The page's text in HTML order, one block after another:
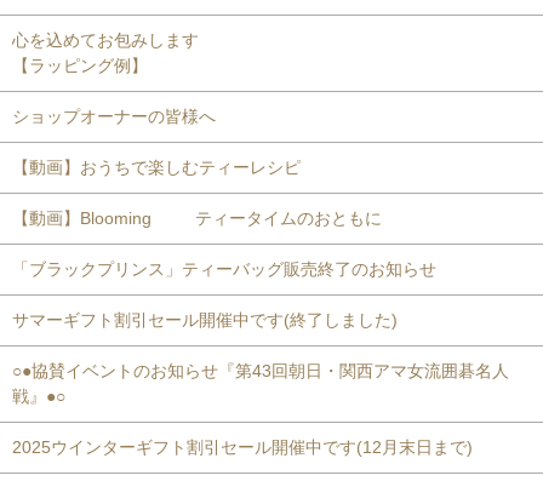
心を込めてお包みします
【ラッピング例】
ショップオーナーの皆様へ
【動画】おうちで楽しむティーレシピ
【動画】Blooming ティータイムのおともに
「ブラックプリンス」ティーバッグ販売終了のお知らせ
サマーギフト割引セール開催中です(終了しました)
○●協賛イベントのお知らせ『第43回朝日・関西アマ女流囲碁名人
戦』●○
2025ウインターギフト割引セール開催中です(12月末日まで)